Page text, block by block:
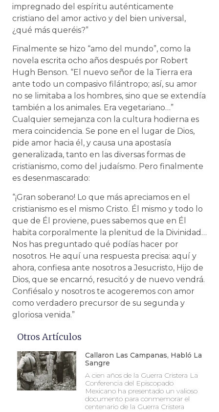
impregnado del espíritu auténticamente
cristiano del amor activo y del bien universal,
¿qué más queréis?”
Finalmente se hizo “amo del mundo”, como la
novela escrita ocho años después por Robert
Hugh Benson. “El nuevo señor de la Tierra era
ante todo un compasivo filántropo; así, su amor
no se limitaba a los hombres, sino que se extendía
también a los animales. Era vegetariano…”
Cualquier semejanza con la cultura hodierna es
mera coincidencia. Se pone en el lugar de Dios,
pide amor hacia él, y causa una apostasía
generalizada, tanto en las diversas formas de
cristianismo, como del judaísmo. Pero finalmente
es desenmascarado:
“¡Gran soberano! Lo que más apreciamos en el
cristianismo es el mismo Cristo. Él mismo y todo lo
que de Él proviene, pues sabemos que en Él
habita corporalmente la plenitud de la Divinidad…
Nos has preguntado qué podías hacer por
nosotros. He aquí una respuesta precisa: aquí y
ahora, confiesa ante nosotros a Jesucristo, Hijo de
Dios, que se encarnó, resucitó y de nuevo vendrá.
Confiésalo y nosotros te acogeremos con amor
como verdadero precursor de su segunda y
gloriosa venida.”
Otros Artículos
Callaron Las Campanas, Habló La
Sangre
A cien años de la Guerra Cristera La
Conferencia del Episcopado
Mexicano ha presentado un valioso
documento para conmemorar el
centenario de la Guerra Cristera